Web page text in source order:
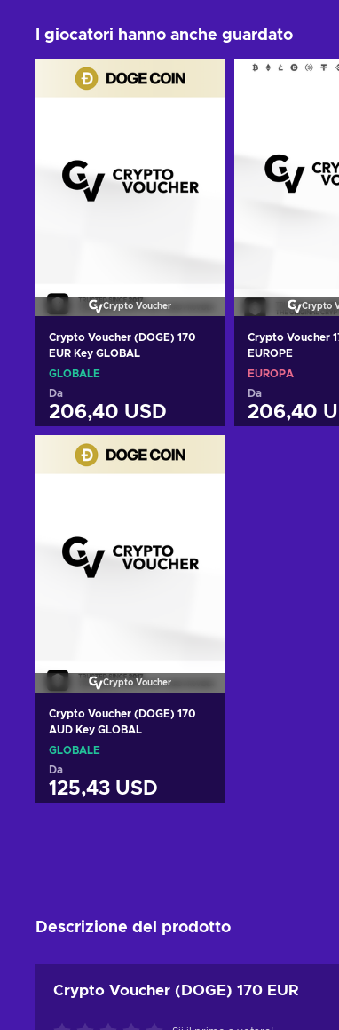
I giocatori hanno anche guardato
Crypto Voucher
Crypto Voucher (DOGE) 170
EUR Key GLOBAL
GLOBALE
Da
206,40 USD
Aggiungi al carrello
Crypto
Crypto Voucher
EUROPE
EUROPA
Da
206,40
Crypto Voucher
Crypto Voucher (DOGE) 170
AUD Key GLOBAL
GLOBALE
Da
125,43 USD
Descrizione del prodotto
Crypto Voucher (DOGE) 170 EUR